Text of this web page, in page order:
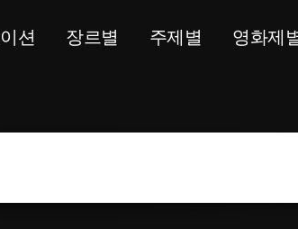
션 장르별 주제별 영화제